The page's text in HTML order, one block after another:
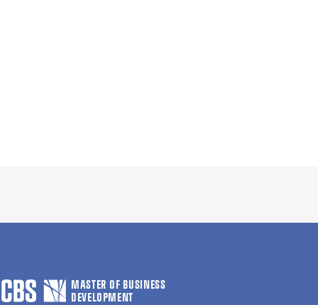
MASTER OF BUSINESS
DEVELOPMENT